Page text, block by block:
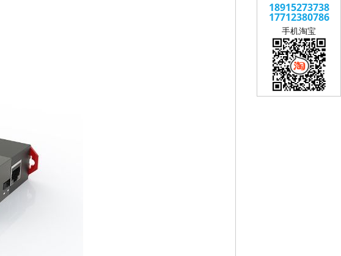
18915273738
17712380786
手机淘宝